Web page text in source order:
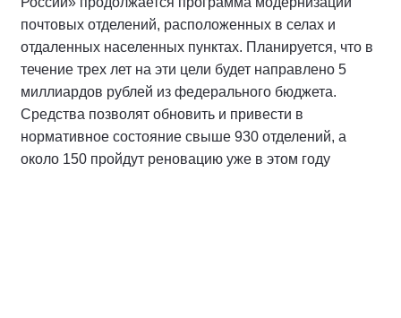
почтовых отделений, расположенных в селах и
отдаленных населенных пунктах. Планируется, что в
течение трех лет на эти цели будет направлено 5
миллиардов рублей из федерального бюджета.
Средства позволят обновить и привести в
нормативное состояние свыше 930 отделений, а
около 150 пройдут реновацию уже в этом году